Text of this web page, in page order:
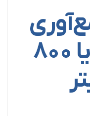
ترشحات پایا ۸۰۰